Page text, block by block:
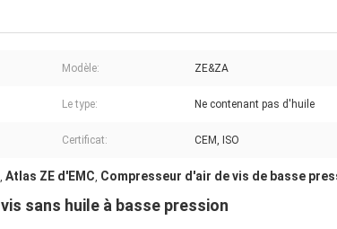
Modèle: ZE&ZA
Le type: Ne contenant pas d'huile
Certificat: CEM, ISO
, Atlas ZE d'EMC, Compresseur d'air de vis de basse
sans huile à basse pression